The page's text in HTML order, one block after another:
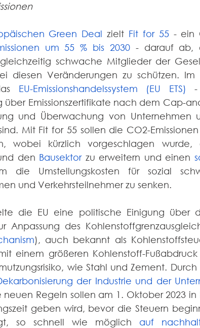
Green Deal zielt Fit for 55
um 55 % bis 2030 - darauf ab,
schwache Mitglieder der
diesen Veränderungen zu schützen. Im
EU-Emissionshandelssystem (EU ETS) -
über Emissionszertifikate nach dem Cap-
und Überwachung von Unternehmen
Mit Fit for 55 sollen die CO2-
den Bausektor zu erweitern und einen
die Umstellungskosten für sozial
und Verkehrsteilnehmer zu senken.
die EU eine politische Einigung über
Anpassung des
), auch bekannt als
einem größeren Kohlenstoff-
wie Stahl und Zement.
der Industrie und der
neuen Regeln sollen am 1. Oktober 2023
geben wird, bevor die Steuern
so schnell wie möglich auf